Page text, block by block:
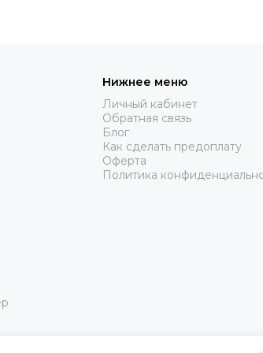
Нижнее меню
Личный кабинет
Обратная связь
Блог
Как сделать предоплату
Оферта
Политика